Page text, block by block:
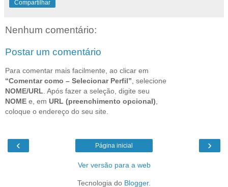
Compartilhar
Nenhum comentário:
Postar um comentário
Para comentar mais facilmente, ao clicar em
“Comentar como – Selecionar Perfil” , selecione
NOME/URL . Após fazer a seleção, digite seu
NOME e, em URL (preenchimento opcional)
coloque o endereço do seu site.
‹ ›
Página inicial
Ver versão para a web
Tecnologia do Blogger.